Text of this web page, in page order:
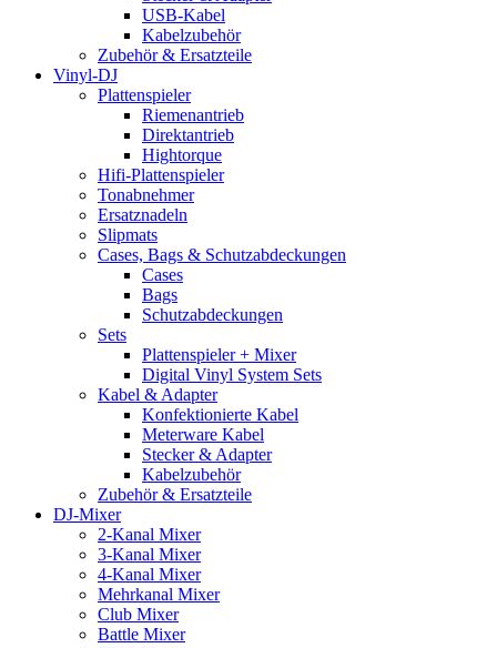
USB-Kabel
Kabelzubehör
Zubehör & Ersatzteile
Vinyl-DJ
Plattenspieler
Riemenantrieb
Direktantrieb
Hightorque
Hifi-Plattenspieler
Tonabnehmer
Ersatznadeln
Slipmats
Cases, Bags & Schutzabdeckungen
Cases
Bags
Schutzabdeckungen
Sets
Plattenspieler + Mixer
Digital Vinyl System Sets
Kabel & Adapter
Konfektionierte Kabel
Meterware Kabel
Stecker & Adapter
Kabelzubehör
Zubehör & Ersatzteile
DJ-Mixer
2-Kanal Mixer
3-Kanal Mixer
4-Kanal Mixer
Mehrkanal Mixer
Club Mixer
Battle Mixer